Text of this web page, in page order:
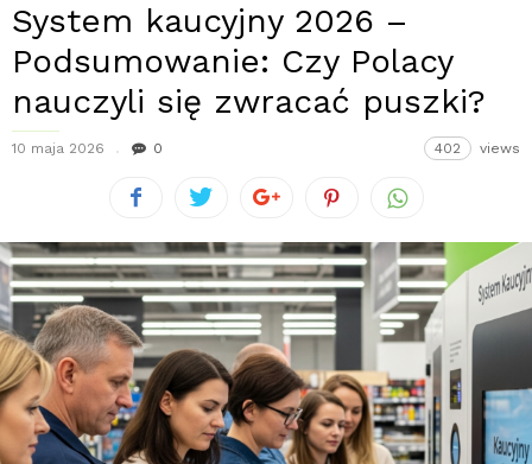
System kaucyjny 2026 –
Podsumowanie: Czy Polacy
nauczyli się zwracać puszki?
10 maja 2026 0 402 views